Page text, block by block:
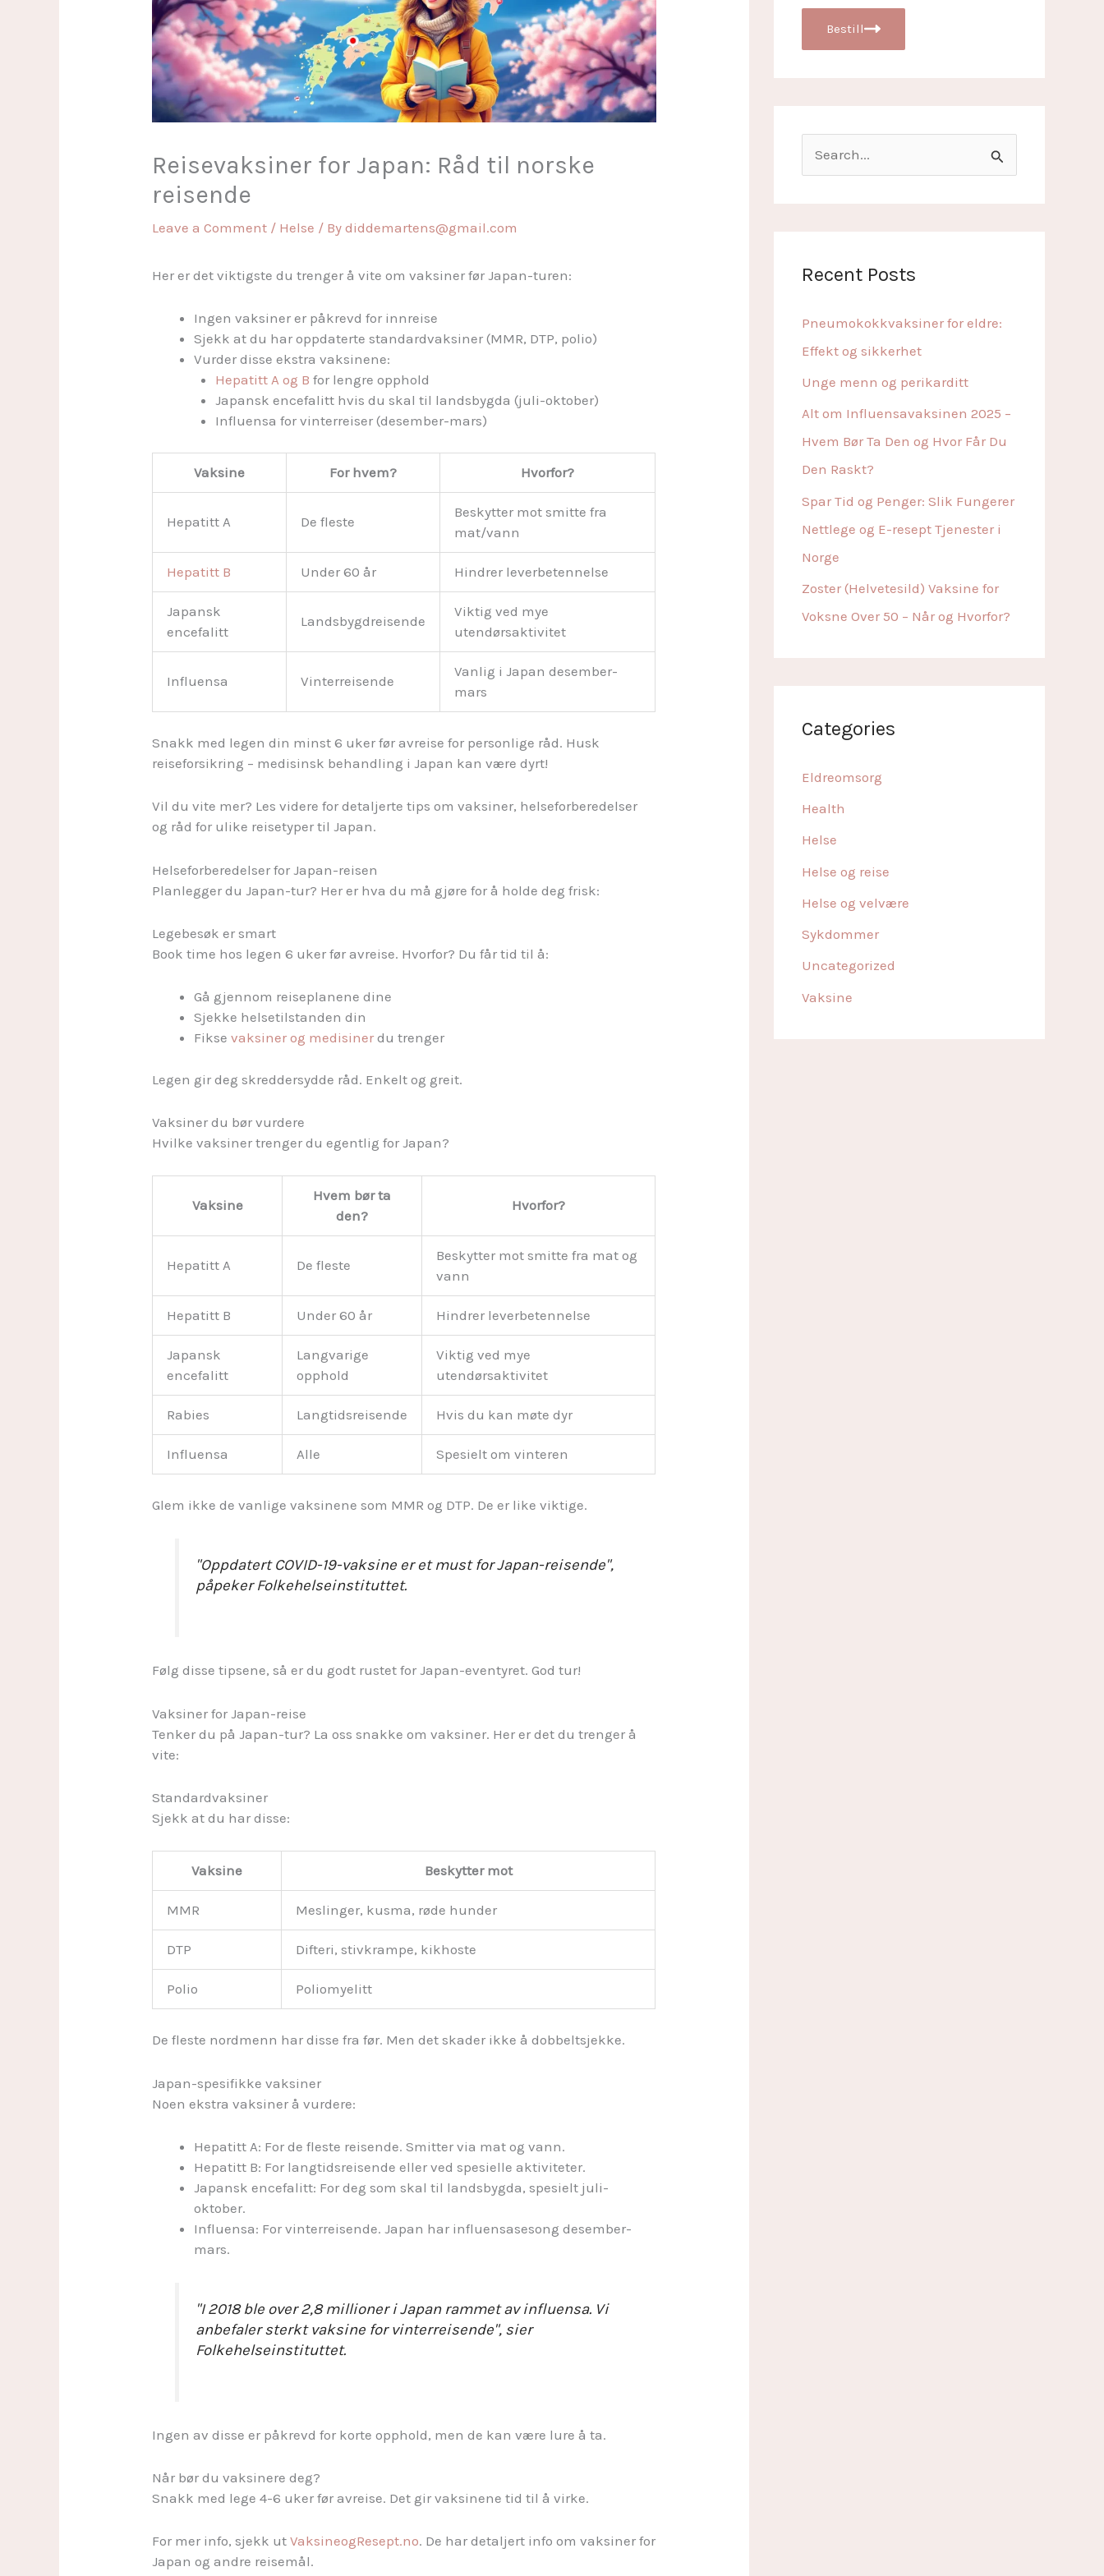
Reisevaksiner for Japan: Råd til norske
reisende
Leave a Comment / Helse / Bydiddemartens@gmail.com
Her er det viktigste du trenger å vite om vaksiner før Japan-turen:
Ingen vaksiner er påkrevd for innreise
Sjekk at du har oppdaterte standardvaksiner (MMR, DTP, polio)
Vurder disse ekstra vaksinene:
Hepatitt A og B for lengre opphold
Japansk encefalitt hvis du skal til landsbygda (juli-oktober)
Influensa for vinterreiser (desember-mars)
Vaksine For hvem? Hvorfor?
Hepatitt A De fleste
Beskytter mot smitte fra
mat/vann
Hepatitt B Under 60 år Hindrer leverbetennelse
Japansk
encefalitt
Landsbygdreisende
Viktig ved mye
utendørsaktivitet
Influensa Vinterreisende
Vanlig i Japan desember-
mars
Snakk med legen din minst 6 uker før avreise for personlige råd. Husk
reiseforsikring – medisinsk behandling i Japan kan være dyrt!
Vil du vite mer? Les videre for detaljerte tips om vaksiner, helseforberedelser
og råd for ulike reisetyper til Japan.
Helseforberedelser for Japan-reisen
Planlegger du Japan-tur? Her er hva du må gjøre for å holde deg frisk:
Legebesøk er smart
Book time hos legen 6 uker før avreise. Hvorfor? Du får tid til å:
Gå gjennom reiseplanene dine
Sjekke helsetilstanden din
Fiksevaksiner og medisiner du trenger
Legen gir deg skreddersydde råd. Enkelt og greit.
Vaksiner du bør vurdere
Hvilke vaksiner trenger du egentlig for Japan?
Vaksine
Hvem bør ta
den?
Hvorfor?
Hepatitt A De fleste
Beskytter mot smitte fra mat og
vann
Hepatitt B Under 60 år Hindrer leverbetennelse
Japansk
encefalitt
Langvarige
opphold
Viktig ved mye
utendørsaktivitet
Rabies Langtidsreisende Hvis du kan møte dyr
Influensa Alle Spesielt om vinteren
Glem ikke de vanlige vaksinene som MMR og DTP. De er like viktige.
"Oppdatert COVID-19-vaksine er et must for Japan-reisende",
påpeker Folkehelseinstituttet.
Følg disse tipsene, så er du godt rustet for Japan-eventyret. God tur!
Vaksiner for Japan-reise
Tenker du på Japan-tur? La oss snakke om vaksiner. Her er det du trenger å
vite:
Standardvaksiner
Sjekk at du har disse:
Vaksine Beskytter mot
MMR Meslinger, kusma, røde hunder
DTP Difteri, stivkrampe, kikhoste
Polio Poliomyelitt
De fleste nordmenn har disse fra før. Men det skader ikke å dobbeltsjekke.
Japan-spesifikke vaksiner
Noen ekstra vaksiner å vurdere:
Hepatitt A: For de fleste reisende. Smitter via mat og vann.
Hepatitt B: For langtidsreisende eller ved spesielle aktiviteter.
Japansk encefalitt: For deg som skal til landsbygda, spesielt juli-
oktober.
Influensa: For vinterreisende. Japan har influensasesong desember-
mars.
"I 2018 ble over 2,8 millioner i Japan rammet av influensa. Vi
anbefaler sterkt vaksine for vinterreisende", sier
Folkehelseinstituttet.
Ingen av disse er påkrevd for korte opphold, men de kan være lure å ta.
Når bør du vaksinere deg?
Snakk med lege 4-6 uker før avreise. Det gir vaksinene tid til å virke.
For mer info, sjekk utVaksineogResept.no. De har detaljert info om vaksiner for
Japan og andre reisemål.
Bestill
e
h
Recent Posts
Pneumokokkvaksiner for eldre:
Effekt og sikkerhet
Unge menn og perikarditt
Alt om Influensavaksinen 2025 –
Hvem Bør Ta Den og Hvor Får Du
Den Raskt?
Spar Tid og Penger: Slik Fungerer
Nettlege og E-resept Tjenester i
Norge
Zoster (Helvetesild) Vaksine for
Voksne Over 50 – Når og Hvorfor?
Categories
Eldreomsorg
Health
Helse
Helse og reise
Helse og velvære
Sykdommer
Uncategorized
Vaksine